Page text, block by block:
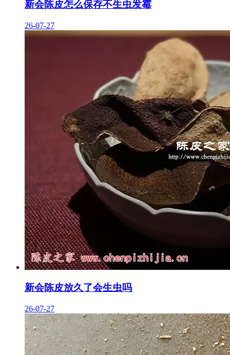
新会陈皮怎么保存不生虫发霉
26-07-27
新会陈皮放久了会生虫吗
26-07-27